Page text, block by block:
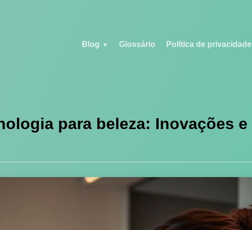
Blog Glossário Política de privacidade
para beleza: Inovações e